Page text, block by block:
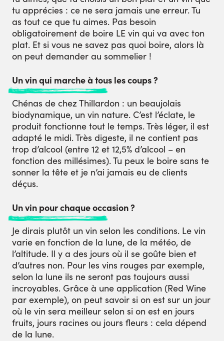
tu apprécies : ce ne sera jamais une erreur. Tu
as tout ce que tu aimes. Pas besoin
obligatoirement de boire LE vin qui va avec ton
plat. Et si vous ne savez pas quoi boire, alors là
on peut demander au sommelier !
Un vin qui marche à tous les coups ?
Chénas de chez Thillardon : un beaujolais
biodynamique, un vin nature. C’est l’éclate, le
produit fonctionne tout le temps. Très léger, il est
adapté le midi. Très digeste, il ne contient pas
trop d’alcool (entre 12 et 12,5% d’alcool – en
fonction des millésimes). Tu peux le boire sans te
sonner la tête et je n’ai jamais eu de clients
déçus.
Un vin pour chaque occasion ?
Je dirais plutôt un vin selon les conditions. Le vin
varie en fonction de la lune, de la météo, de
l’altitude. Il y a des jours où il se goûte bien et
d’autres non. Pour les vins rouges par exemple,
selon la lune ils ne seront pas toujours aussi
incroyables. Grâce à une application (Red Wine
par exemple), on peut savoir si on est sur un jour
où le vin sera meilleur selon si on est en jours
fruits, jours racines ou jours fleurs : cela dépend
de la lune.